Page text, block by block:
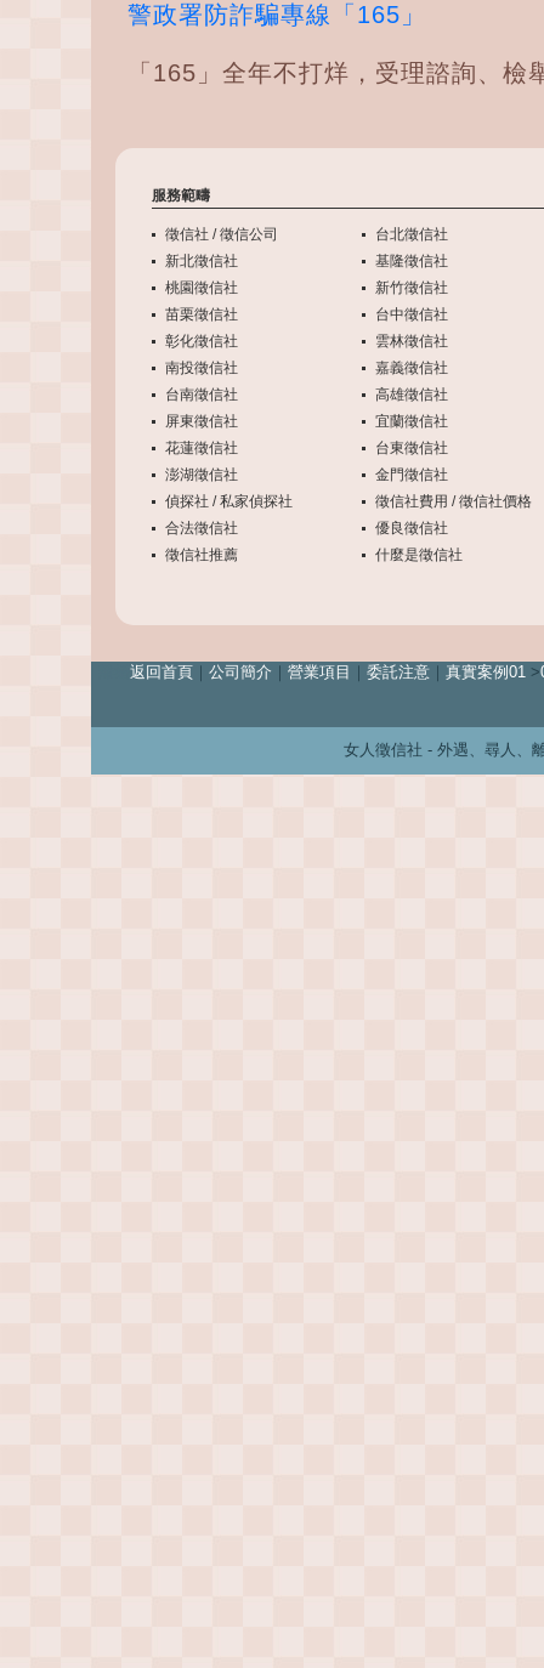
警政署防詐騙專線「165」
「165」全年不打烊，受理諮詢、檢
服務範疇
徵信社 / 徵信公司
台北徵信社
新北徵信社
基隆徵信社
桃園徵信社
新竹徵信社
苗栗徵信社
台中徵信社
彰化徵信社
雲林徵信社
南投徵信社
嘉義徵信社
台南徵信社
高雄徵信社
屏東徵信社
宜蘭徵信社
花蓮徵信社
台東徵信社
澎湖徵信社
金門徵信社
偵探社 / 私家偵探社
徵信社費用 / 徵信社價格
合法徵信社
優良徵信社
徵信社推薦
什麼是徵信社
返回首頁｜ 公司簡介 營業項目 委託注意｜ 真實案例01>
女人徵信社 - 外遇、尋人、